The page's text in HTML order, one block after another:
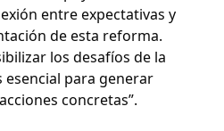
entre expectativas y
de esta reforma.
los desafíos de la
para generar
concretas”.